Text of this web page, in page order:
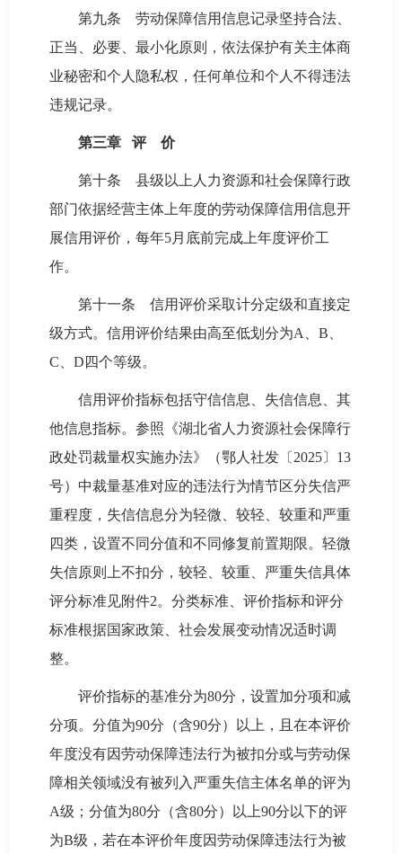
第九条 劳动保障信用信息记录坚持合法、
正当、必要、最小化原则，依法保护有关主体商
业秘密和个人隐私权，任何单位和个人不得违法
违规记录。
第三章 评 价
第十条 县级以上人力资源和社会保障行政
部门依据经营主体上年度的劳动保障信用信息开
展信用评价，每年5月底前完成上年度评价工
作。
第十一条 信用评价采取计分定级和直接定
级方式。信用评价结果由高至低划分为A、B、
C、D四个等级。
信用评价指标包括守信信息、失信信息、其
他信息指标。参照《湖北省人力资源社会保障行
政处罚裁量权实施办法》（鄂人社发〔2025〕13
号）中裁量基准对应的违法行为情节区分失信严
重程度，失信信息分为轻微、较轻、较重和严重
四类，设置不同分值和不同修复前置期限。轻微
失信原则上不扣分，较轻、较重、严重失信具体
评分标准见附件2。分类标准、评价指标和评分
标准根据国家政策、社会发展变动情况适时调
整。
评价指标的基准分为80分，设置加分项和减
分项。分值为90分（含90分）以上，且在本评价
年度没有因劳动保障违法行为被扣分或与劳动保
障相关领域没有被列入严重失信主体名单的评为
A级；分值为80分（含80分）以上90分以下的评
为B级，若在本评价年度因劳动保障违法行为被